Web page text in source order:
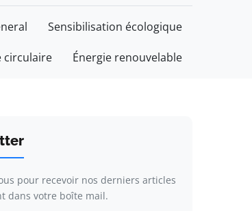
Sensibilisation écologique
circulaire Énergie renouvelable
pour recevoir nos derniers articles
dans votre boîte mail.